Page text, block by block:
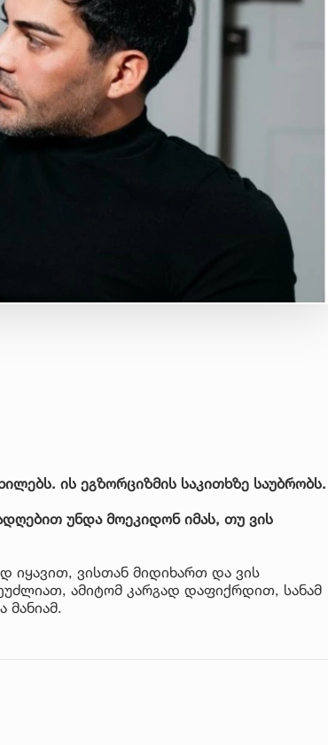
ის ეგზორციზმის საკითხზე საუბრობს.
უნდა მოეკიდონ იმას, თუ ვის
ვისთან მიდიხართ და ვის
ამიტომ კარგად დაფიქრდით, სანამ
მანიამ.